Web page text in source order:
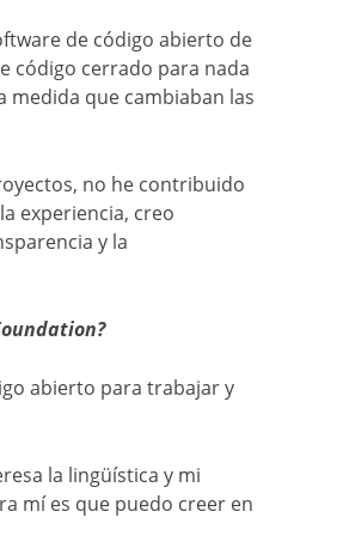
de código abierto de
código cerrado para nada
medida que cambiaban las
no he contribuido
experiencia, creo
y la
abierto para trabajar y
la lingüística y mi
mí es que puedo creer en